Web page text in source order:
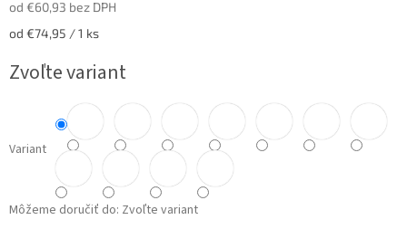
od €60,93 bez DPH
Jednotková
od €74,95 / 1 ks
Zvoľte variant
Variant
Môžeme doručiť do: Zvoľte variant